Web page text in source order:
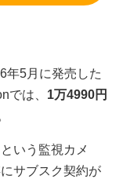
5月に発売した
では、 1万4990円
いう監視カメ
サブスク契約が